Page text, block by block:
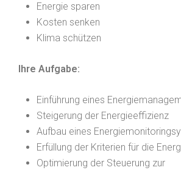
Energie sparen
Kosten senken
Klima schützen
Ihre Aufgabe:
Einführung eines
Steigerung der Energieeffizienz
Aufbau eines
Erfüllung der Kriterien für die
Optimierung der Steuerung zur